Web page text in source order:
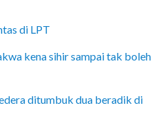
di LPT
kena sihir sampai tak boleh
ditumbuk dua beradik di